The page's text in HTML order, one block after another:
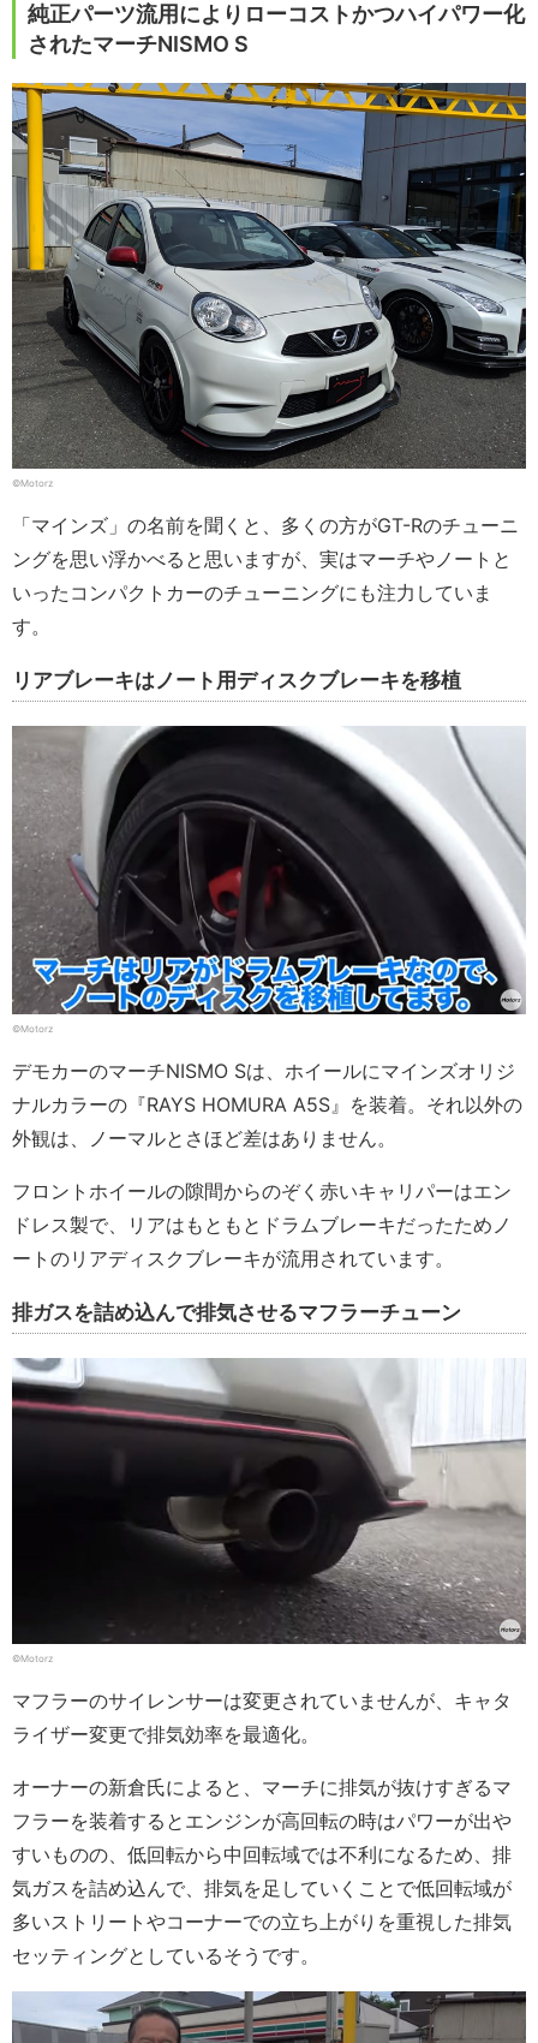
純正パーツ流用によりローコストかつハイパワー化
されたマーチNISMO S
©Motorz
「マインズ」の名前を聞くと、多くの方がGT-Rのチューニ
ングを思い浮かべると思いますが、実はマーチやノートと
いったコンパクトカーのチューニングにも注力していま
す。
リアブレーキはノート用ディスクブレーキを移植
©Motorz
デモカーのマーチNISMO Sは、ホイールにマインズオリジ
ナルカラーの『RAYS HOMURA A5S』を装着。それ以外の
外観は、ノーマルとさほど差はありません。
フロントホイールの隙間からのぞく赤いキャリパーはエン
ドレス製で、リアはもともとドラムブレーキだったためノ
ートのリアディスクブレーキが流用されています。
排ガスを詰め込んで排気させるマフラーチューン
©Motorz
マフラーのサイレンサーは変更されていませんが、キャタ
ライザー変更で排気効率を最適化。
オーナーの新倉氏によると、マーチに排気が抜けすぎるマ
フラーを装着するとエンジンが高回転の時はパワーが出や
すいものの、低回転から中回転域では不利になるため、排
気ガスを詰め込んで、排気を足していくことで低回転域が
多いストリートやコーナーでの立ち上がりを重視した排気
セッティングとしているそうです。